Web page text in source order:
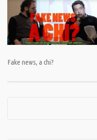
Fake news, a chi?